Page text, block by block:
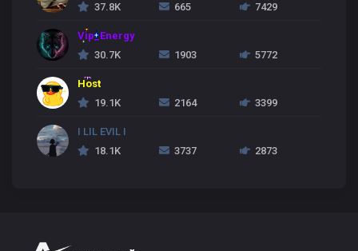
37.8K
665 7429
Vip_Energy
30.7K
1903 5772
Host
19.1K
2164 3399
I LIL EVIL I
18.1K
3737 2873